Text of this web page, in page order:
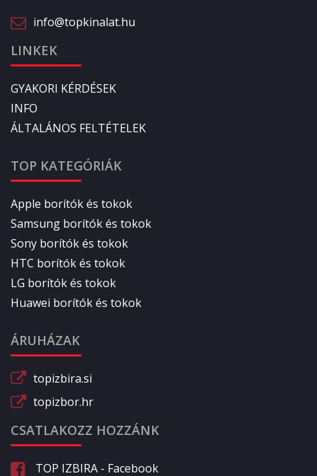
info@topkinalat.hu
LINKEK
GYAKORI KÉRDÉSEK
INFO
ÁLTALÁNOS FELTÉTELEK
TOP KATEGÓRIÁK
Apple borítók és tokok
Samsung borítók és tokok
Sony borítók és tokok
HTC borítók és tokok
LG borítók és tokok
Huawei borítók és tokok
ÁRUHÁZAK
topizbira.si
topizbor.hr
CSATLAKOZZ HOZZÁNK
TOP IZBIRA - Facebook